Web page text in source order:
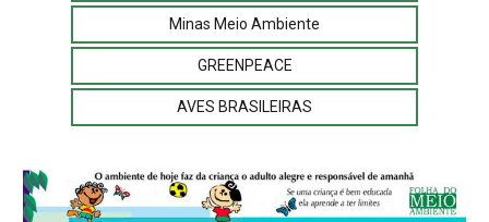
Minas Meio Ambiente
GREENPEACE
AVES BRASILEIRAS